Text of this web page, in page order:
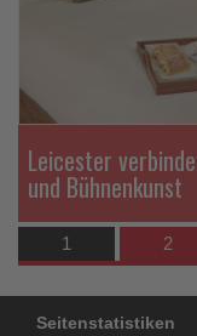
Leicester
und Bühnenkunst
1 2
Seitenstatistiken